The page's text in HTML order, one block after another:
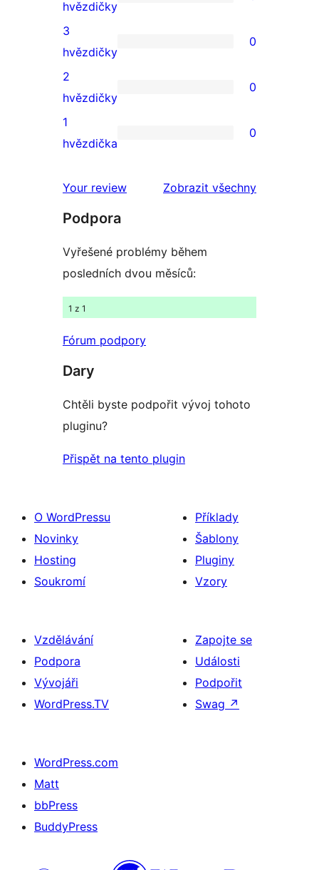
0
4hvězdičkové
hodnocení
hvězdičky
0
3hvězdičkové
hodnocení
3
hvězdičky
0
0
2hvězdičkové
hodnocení
2
hvězdičky
0
0
hodnocení
1
hvězdička
0
Your review
Zobrazit všechny
Podpora
Vyřešené problémy během
posledních dvou měsíců:
1 z 1
Fórum podpory
Dary
Chtěli byste podpořit vývoj tohoto
pluginu?
Přispět na tento plugin
O WordPressu
Novinky
Hosting
Soukromí
Příklady
Šablony
Pluginy
Vzory
Vzdělávání
Podpora
Vývojáři
WordPress.TV
Zapojte se
Události
Podpořit
Swag ↗
WordPress.com
Matt
bbPress
BuddyPress